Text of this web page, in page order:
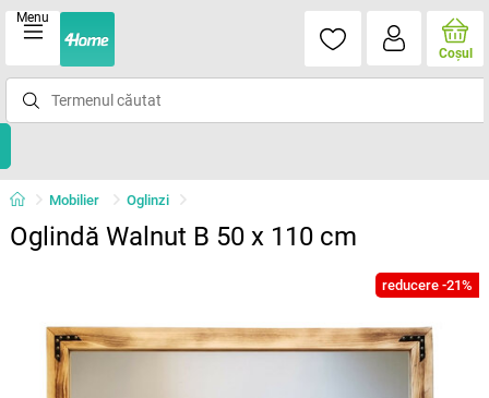
Menu
Coşul
Mobilier Oglinzi
Oglindă Walnut B 50 x 110 cm
reducere -21%